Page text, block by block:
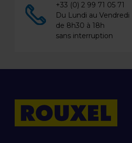
+33 (0) 2 99 71 05 71
Du Lundi au Vendredi
de 8h30 à 18h
sans interruption